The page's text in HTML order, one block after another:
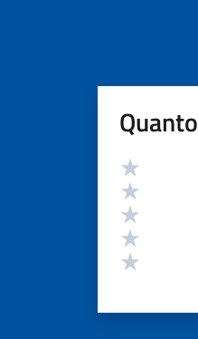
Valutazione